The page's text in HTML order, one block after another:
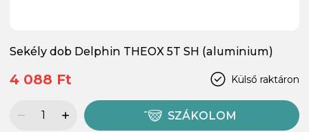
Sekély dob Delphin THEOX 5T SH (aluminium)
Külső raktáron
4 088 Ft
SZÁKOLOM